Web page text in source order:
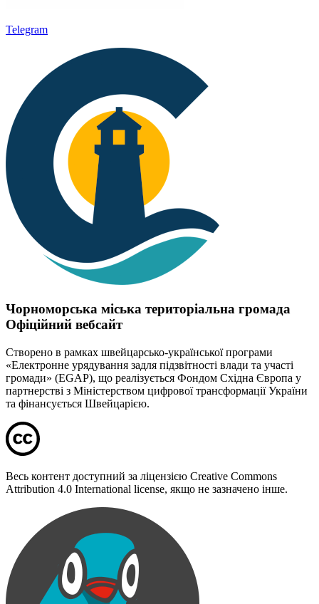
Telegram
Чорноморська міська територіальна громада
Офіційний вебсайт
Створено в рамках швейцарсько-української програми
«Електронне урядування задля підзвітності влади та участі
громади» (EGAP), що реалізується Фондом Східна Європа у
партнерстві з Міністерством цифрової трансформації України
та фінансується Швейцарією.
Весь контент доступний за ліцензією Creative Commons
Attribution 4.0 International license, якщо не зазначено інше.